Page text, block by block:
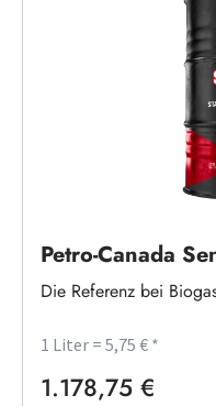
Petro-Canada
Die Referenz bei
1 Liter = 5,75 € *
Regulärer Preis:
1.178,75 €